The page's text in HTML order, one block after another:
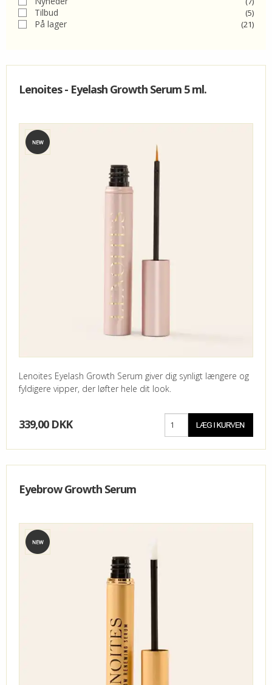
KUNDECENTER
VIDA - KLINIK
Tilbud (5)
På lager (21)
Lenoites - Eyelash Growth Serum 5 ml.
Lenoites Eyelash Growth Serum giver dig synligt længere og
fyldigere vipper, der løfter hele dit look.
339,00 DKK
Eyebrow Growth Serum